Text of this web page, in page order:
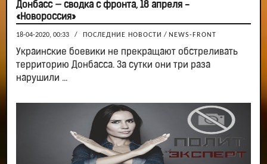
Донбасс — сводка с фронта, 18 апреля -
«Новороссия»
18-04-2020, 00:33 / ПОСЛЕДНИЕ НОВОСТИ / NEWS-FRONT
Украинские боевики не прекращают обстреливать
территорию Донбасса. За сутки они три раза
нарушили ...